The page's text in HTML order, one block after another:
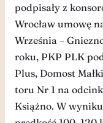
podpisały z
Wrocław umowę
Września –
roku, PKP PLK
Plus, Domost
toru Nr 1 na
Książno. W